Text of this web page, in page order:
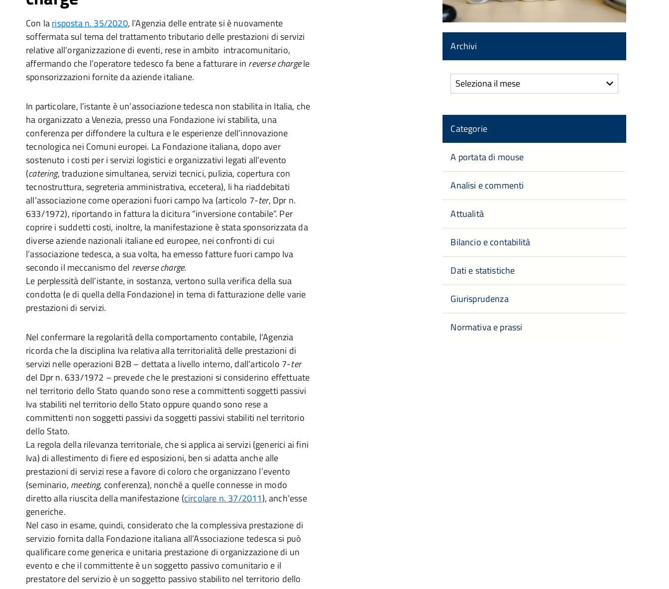
Con larisposta n. 35/2020, l’Agenzia delle entrate si è nuovamente
soffermata sul tema del trattamento tributario delle prestazioni di servizi
relative all’organizzazione di eventi, rese in ambito intracomunitario,
affermando che l’operatore tedesco fa bene a fatturare in reverse chargele
sponsorizzazioni fornite da aziende italiane.
In particolare, l’istante è un’associazione tedesca non stabilita in Italia, che
ha organizzato a Venezia, presso una Fondazione ivi stabilita, una
conferenza per diffondere la cultura e le esperienze dell’innovazione
tecnologica nei Comuni europei. La Fondazione italiana, dopo aver
sostenuto i costi per i servizi logistici e organizzativi legati all’evento
(catering, traduzione simultanea, servizi tecnici, pulizia, copertura con
tecnostruttura, segreteria amministrativa, eccetera), li ha riaddebitati
all’associazione come operazioni fuori campo Iva (articolo 7-ter, Dpr n.
633/1972), riportando in fattura la dicitura “inversione contabile”. Per
coprire i suddetti costi, inoltre, la manifestazione è stata sponsorizzata da
diverse aziende nazionali italiane ed europee, nei confronti di cui
l’associazione tedesca, a sua volta, ha emesso fatture fuori campo Iva
secondo il meccanismo del reverse charge.
Le perplessità dell’istante, in sostanza, vertono sulla verifica della sua
condotta (e di quella della Fondazione) in tema di fatturazione delle varie
prestazioni di servizi.
Nel confermare la regolarità della comportamento contabile, l’Agenzia
ricorda che la disciplina Iva relativa alla territorialità delle prestazioni di
servizi nelle operazioni B2B – dettata a livello interno, dall’articolo 7-ter
del Dpr n. 633/1972 – prevede che le prestazioni si considerino effettuate
nel territorio dello Stato quando sono rese a committenti soggetti passivi
Iva stabiliti nel territorio dello Stato oppure quando sono rese a
committenti non soggetti passivi da soggetti passivi stabiliti nel territorio
dello Stato.
La regola della rilevanza territoriale, che si applica ai servizi (generici ai fini
Iva) di allestimento di fiere ed esposizioni, ben si adatta anche alle
prestazioni di servizi rese a favore di coloro che organizzano l’evento
(seminario, meeting, conferenza), nonché a quelle connesse in modo
diretto alla riuscita della manifestazione (circolare n. 37/2011), anch’esse
generiche.
Nel caso in esame, quindi, considerato che la complessiva prestazione di
servizio fornita dalla Fondazione italiana all’Associazione tedesca si può
qualificare come generica e unitaria prestazione di organizzazione di un
evento e che il committente è un soggetto passivo comunitario e il
prestatore del servizio è un soggetto passivo stabilito nel territorio dello
Archivi
Archivi
Categorie
A portata di mouse
Analisi e commenti
Attualità
Bilancio e contabilità
Dati e statistiche
Giurisprudenza
Normativa e prassi